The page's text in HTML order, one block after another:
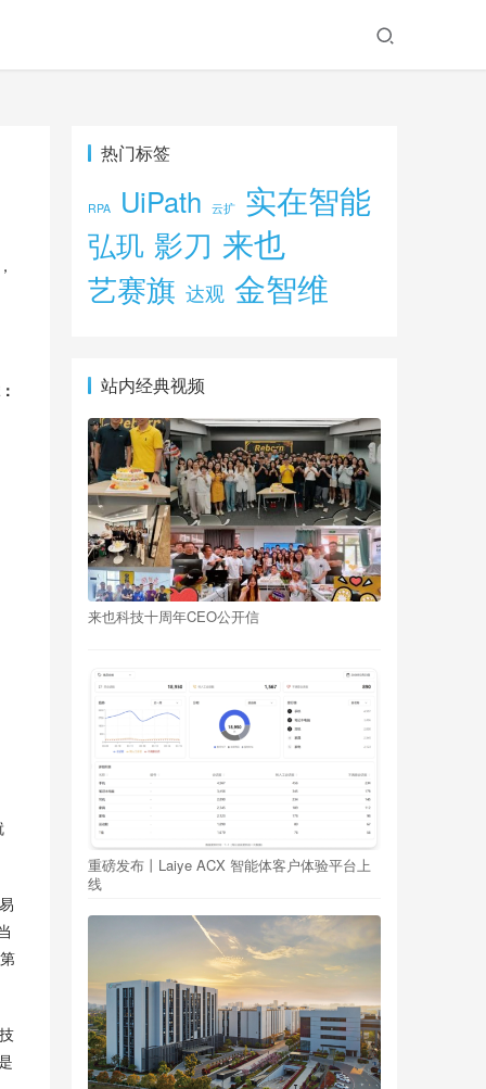
热门标签
RPA UiPath 云扩 实在智能
弘玑 影刀 来也
艺赛旗 达观 金智维
站内经典视频
来也科技十周年CEO公开信
重磅发布丨Laiye ACX 智能体客户体验平台上
线